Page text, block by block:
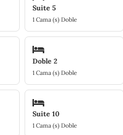
Suite 5
1 Cama (s) Doble
Doble 2
1 Cama (s) Doble
Suite 10
1 Cama (s) Doble